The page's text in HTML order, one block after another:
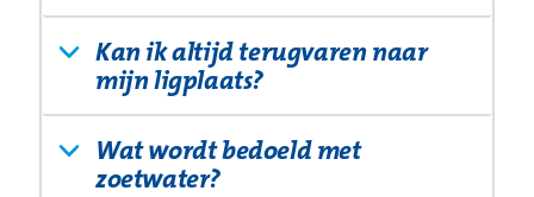
Kan ik altijd terugvaren naar
mijn ligplaats?
Wat wordt bedoeld met
zoetwater?